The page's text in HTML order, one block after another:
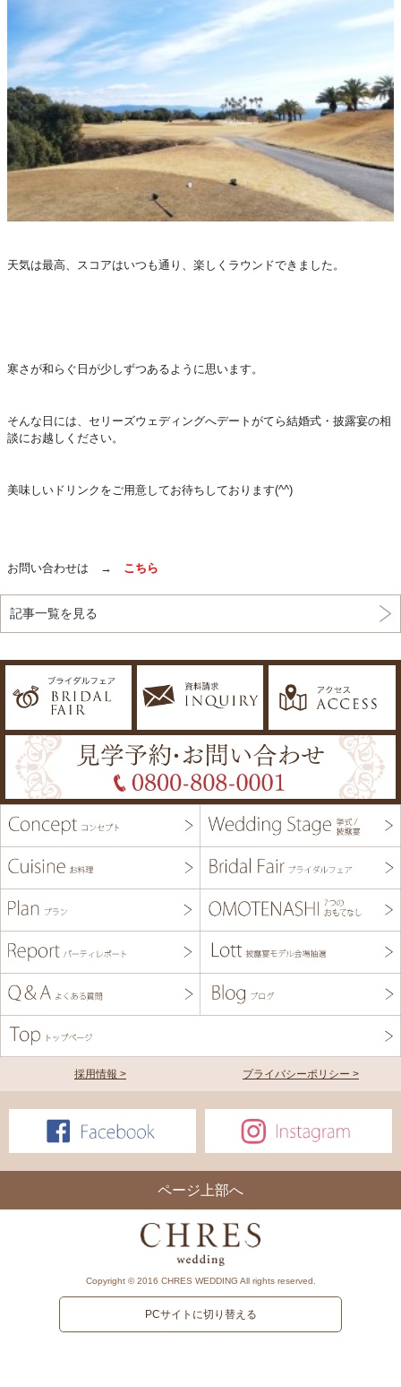
天気は最高、スコアはいつも通り、楽しくラウンドできました。
寒さが和らぐ日が少しずつあるように思います。
そんな日には、セリーズウェディングへデートがてら結婚式・披露宴の相
談にお越しください。
美味しいドリンクをご用意してお待ちしております(^^)
お問い合わせは → こちら
記事一覧を見る
採用情報 > プライバシーポリシー >
ページ上部へ
Copyright © 2016 CHRES WEDDING All rights reserved.
PCサイトに切り替える